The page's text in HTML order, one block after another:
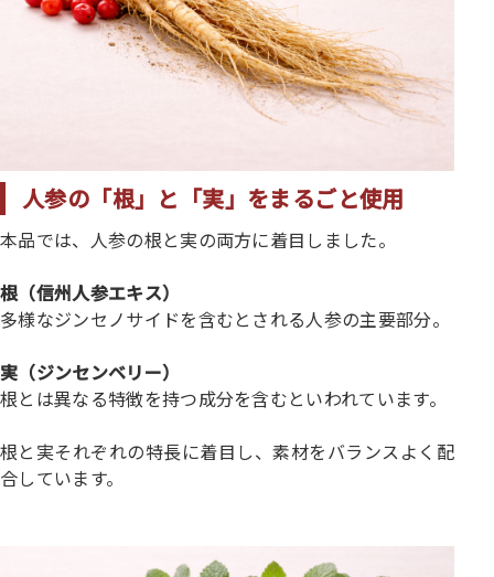
人参の「根」と「実」をまるごと使用
本品では、人参の根と実の両方に着目しました。
根（信州人参エキス）
多様なジンセノサイドを含むとされる人参の主要部分。
実（ジンセンベリー）
根とは異なる特徴を持つ成分を含むといわれています。
根と実それぞれの特長に着目し、素材をバランスよく配
合しています。